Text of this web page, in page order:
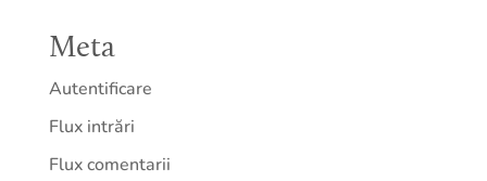
Meta
Autentificare
Flux intrări
Flux comentarii